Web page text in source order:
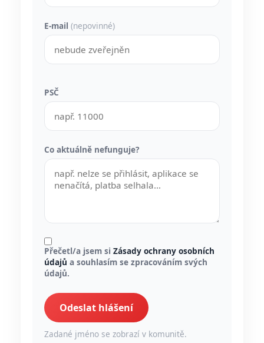
E-mail (nepovinné)
PSČ
Co aktuálně nefunguje?
Přečetl/a jsem si Zásady ochrany osobních
údajů a souhlasím se zpracováním svých
údajů.
Odeslat hlášení
Zadané jméno se zobrazí v komunitě.